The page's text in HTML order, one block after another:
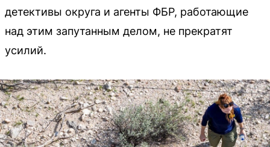
детективы округа и агенты ФБР, работающие
над этим запутанным делом, не прекратят
усилий.